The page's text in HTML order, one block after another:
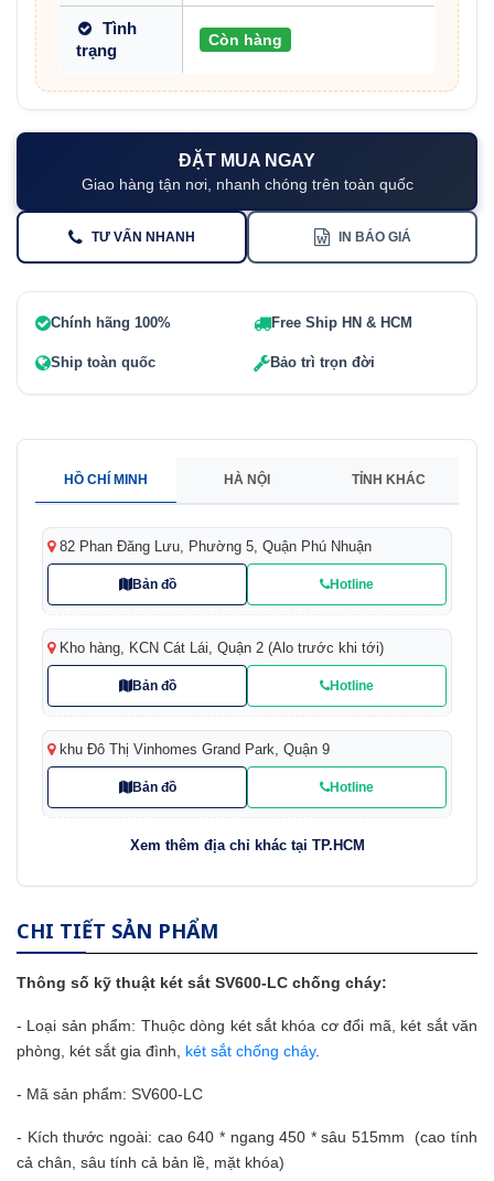
Tình
trạng
Còn hàng
ĐẶT MUA NGAY
Giao hàng tận nơi, nhanh chóng trên toàn quốc
TƯ VẤN NHANH IN BÁO GIÁ
Chính hãng 100% Free Ship HN & HCM
Ship toàn quốc Bảo trì trọn đời
HỒ CHÍ MINH HÀ NỘI TỈNH KHÁC
82 Phan Đăng Lưu, Phường 5, Quận Phú Nhuận
Bản đồ Hotline
Kho hàng, KCN Cát Lái, Quận 2 (Alo trước khi tới)
Bản đồ Hotline
khu Đô Thị Vinhomes Grand Park, Quận 9
Bản đồ Hotline
Xem thêm địa chỉ khác tại TP.HCM
CHI TIẾT SẢN PHẨM
Thông số kỹ thuật két sắt SV600-LC chống cháy:
- Loại sản phẩm: Thuộc dòng két sắt khóa cơ đổi mã, két sắt văn
phòng, két sắt gia đình, két sắt chống cháy.
- Mã sản phẩm: SV600-LC
- Kích thước ngoài: cao 640 * ngang 450 * sâu 515mm (cao tính
cả chân, sâu tính cả bản lề, mặt khóa)